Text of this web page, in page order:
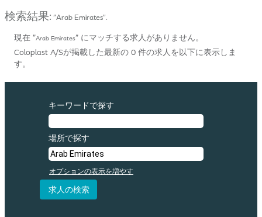
ー
検索結果: "Arab Emirates".
現在 "Arab Emirates" にマッチする求人がありません。
Coloplast A/Sが掲載した最新の 0 件の求人を以下に表示しま
す。
キーワードで探す
場所で探す
オプションの表示を増やす